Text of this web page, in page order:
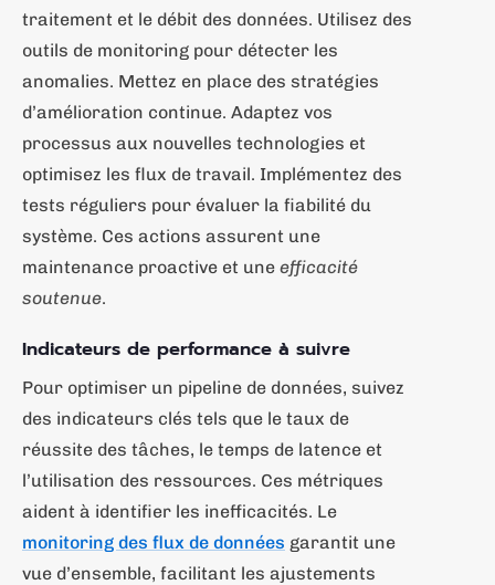
traitement et le débit des données. Utilisez des
outils de monitoring pour détecter les
anomalies. Mettez en place des stratégies
d’amélioration continue. Adaptez vos
processus aux nouvelles technologies et
optimisez les flux de travail. Implémentez des
tests réguliers pour évaluer la fiabilité du
système. Ces actions assurent une
maintenance proactive et une efficacité
soutenue.
Indicateurs de performance à suivre
Pour optimiser un pipeline de données, suivez
des indicateurs clés tels que le taux de
réussite des tâches, le temps de latence et
l’utilisation des ressources. Ces métriques
aident à identifier les inefficacités. Le
monitoring des flux de données garantit une
vue d’ensemble, facilitant les ajustements